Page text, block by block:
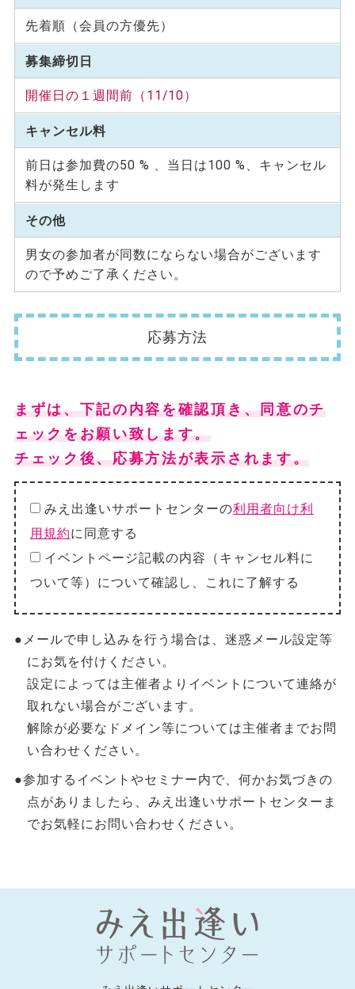
先着順（会員の方優先）
募集締切日
開催日の１週間前（11/10）
キャンセル料
前日は参加費の50 % 、当日は100 %、キャンセル
料が発生します
その他
男女の参加者が同数にならない場合がございます
ので予めご了承ください。
応募方法
まずは、下記の内容を確認頂き、同意のチ
ェックをお願い致します。
チェック後、応募方法が表示されます。
みえ出逢いサポートセンターの利用者向け利
用規約に同意する
イベントページ記載の内容（キャンセル料に
ついて等）について確認し、これに了解する
●メールで申し込みを行う場合は、迷惑メール設定等
にお気を付けください。
設定によっては主催者よりイベントについて連絡が
取れない場合がございます。
解除が必要なドメイン等については主催者までお問
い合わせください。
●参加するイベントやセミナー内で、何かお気づきの
点がありましたら、みえ出逢いサポートセンターま
でお気軽にお問い合わせください。